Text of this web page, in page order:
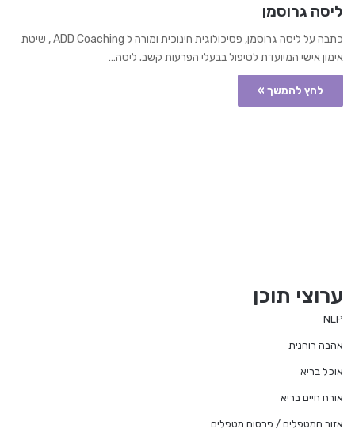
ליסה גרוסמן
כתבה על ליסה גרוסמן, פסיכולוגית חינוכית ומורה ל ADD Coaching , שיטת
אימון אישי המיועדת לטיפול בבעלי הפרעות קשב. ליסה…
לחץ להמשך »
ערוצי תוכן
NLP
אהבה רוחנית
אוכל בריא
אורח חיים בריא
אזור המטפלים / פרסום מטפלים